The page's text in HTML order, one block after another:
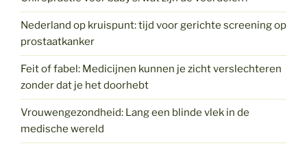
Nederland op kruispunt: tijd voor gerichte screening op
prostaatkanker
Feit of fabel: Medicijnen kunnen je zicht verslechteren
zonder dat je het doorhebt
Vrouwengezondheid: Lang een blinde vlek in de
medische wereld